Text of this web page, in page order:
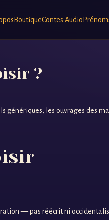
BoutiqueContes Audio
?
génériques, les ouvrages des
— pas réécrit ni